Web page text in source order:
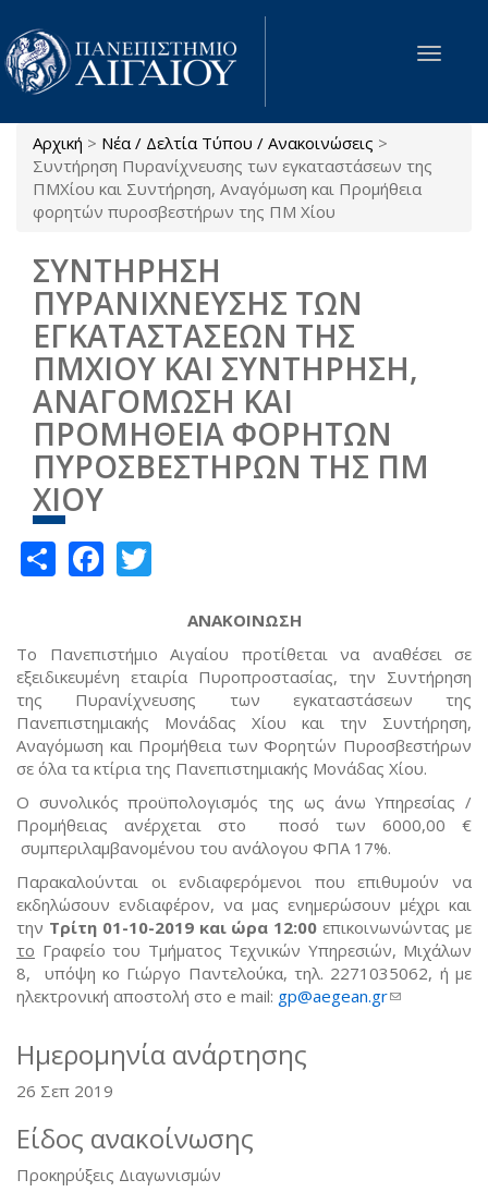
Παράκαμψη προς το κυρίως περιεχόμενο
Toggle
Είστε εδώ
Αρχική > Νέα / Δελτία Τύπου / Ανακοινώσεις >
Συντήρηση Πυρανίχνευσης των εγκαταστάσεων της
ΠΜΧίου και Συντήρηση, Αναγόμωση και Προμήθεια
φορητών πυροσβεστήρων της ΠΜ Χίου
ΣΥΝΤΗΡΗΣΗ
ΠΥΡΑΝΙΧΝΕΥΣΗΣ ΤΩΝ
ΕΓΚΑΤΑΣΤΑΣΕΩΝ ΤΗΣ
ΠΜΧΙΟΥ ΚΑΙ ΣΥΝΤΗΡΗΣΗ,
ΑΝΑΓΟΜΩΣΗ ΚΑΙ
ΠΡΟΜΗΘΕΙΑ ΦΟΡΗΤΩΝ
ΠΥΡΟΣΒΕΣΤΗΡΩΝ ΤΗΣ ΠΜ
ΧΙΟΥ
ShareFacebook
ΑΝΑΚΟΙΝΩΣΗ
Το Πανεπιστήμιο Αιγαίου προτίθεται να αναθέσει σε
εξειδικευμένη εταιρία Πυροπροστασίας, την Συντήρηση
της Πυρανίχνευσης των εγκαταστάσεων της
Πανεπιστημιακής Μονάδας Χίου και την Συντήρηση,
Αναγόμωση και Προμήθεια των Φορητών Πυροσβεστήρων
σε όλα τα κτίρια της Πανεπιστημιακής Μονάδας Χίου.
Ο συνολικός προϋπολογισμός της ως άνω Υπηρεσίας /
Προμήθειας ανέρχεται στο ποσό των 6000,00 €
συμπεριλαμβανομένου του ανάλογου ΦΠΑ 17%.
Παρακαλούνται οι ενδιαφερόμενοι που επιθυμούν να
εκδηλώσουν ενδιαφέρον, να μας ενημερώσουν μέχρι και
την Τρίτη 01-10-2019 και ώρα 12:00επικοινωνώντας με
το Γραφείο του Τμήματος Τεχνικών Υπηρεσιών, Μιχάλων
8, υπόψη κο Γιώργο Παντελούκα, τηλ. 2271035062, ή με
ηλεκτρονική αποστολή στο e mail: gp@aegean.gr(link sends
Ημερομηνία ανάρτησης
26 Σεπ 2019
Είδος ανακοίνωσης
Προκηρύξεις Διαγωνισμών